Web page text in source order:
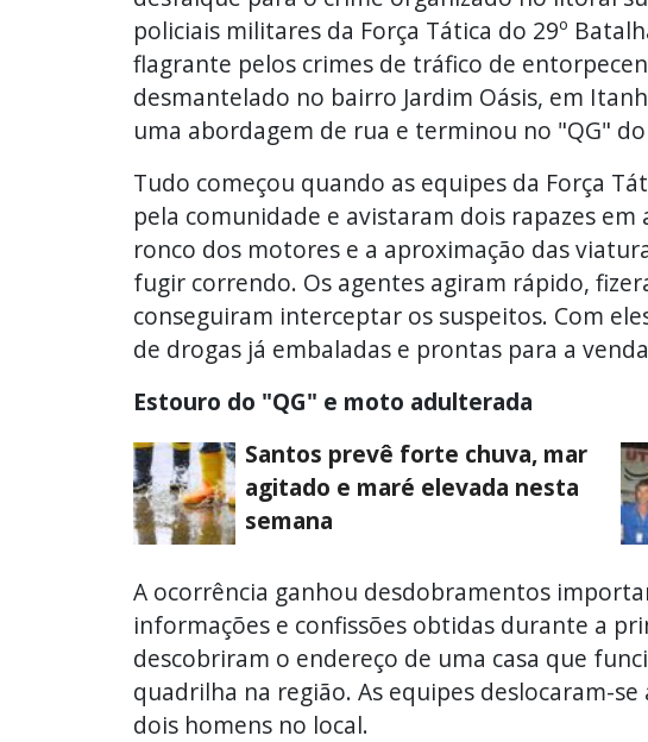
policiais militares da Força Tática do 29º
flagrante pelos crimes de tráfico de
desmantelado no bairro Jardim Oásis, em
uma abordagem de rua e terminou no "QG"
Tudo começou quando as equipes da Força
pela comunidade e avistaram dois rapazes
ronco dos motores e a aproximação das
fugir correndo. Os agentes agiram rápido,
conseguiram interceptar os suspeitos. Com
de drogas já embaladas e prontas para a
Estouro do "QG" e moto adulterada
Santos prevê forte chuva, mar
agitado e maré elevada nesta
semana
A ocorrência ganhou desdobramentos
informações e confissões obtidas durante a
descobriram o endereço de uma casa que
quadrilha na região. As equipes deslocaram-
dois homens no local.